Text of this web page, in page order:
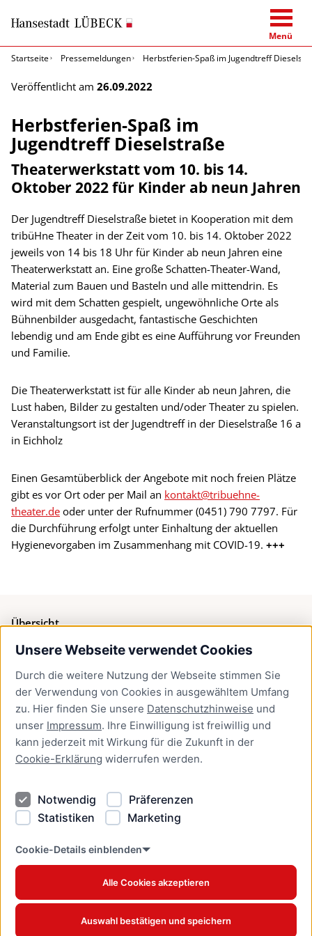
Unsere Webseite verwendet Cookies
Durch die weitere Nutzung der Webseite stimmen Sie
der Verwendung von Cookies in ausgewähltem Umfang
zu. Hier finden Sie unsere Datenschutzhinweise und
unser Impressum. Ihre Einwilligung ist freiwillig und
kann jederzeit mit Wirkung für die Zukunft in der
Cookie-Erklärung widerrufen werden.
Notwendig
Präferenzen
Statistiken
Marketing
Cookie-Details einblenden
Alle Cookies akzeptieren
Auswahl bestätigen und speichern
Menü
Startseite
Pressemeldungen Herbstferien-Spaß im Jugendtreff
Veröffentlicht am 26.09.2022
Herbstferien-Spaß im
Jugendtreff Dieselstraße
Theaterwerkstatt vom 10. bis 14.
Oktober 2022 für Kinder ab neun Jahren
Der Jugendtreff Dieselstraße bietet in Kooperation mit dem
tribüHne Theater in der Zeit vom 10. bis 14. Oktober 2022
jeweils von 14 bis 18 Uhr für Kinder ab neun Jahren eine
Theaterwerkstatt an. Eine große Schatten-Theater-Wand,
Material zum Bauen und Basteln und alle mittendrin. Es
wird mit dem Schatten gespielt, ungewöhnliche Orte als
Bühnenbilder ausgedacht, fantastische Geschichten
lebendig und am Ende gibt es eine Aufführung vor Freunden
und Familie.
Die Theaterwerkstatt ist für alle Kinder ab neun Jahren, die
Lust haben, Bilder zu gestalten und/oder Theater zu spielen.
Veranstaltungsort ist der Jugendtreff in der Dieselstraße 16 a
in Eichholz
Einen Gesamtüberblick der Angebote mit noch freien Plätze
gibt es vor Ort oder per Mail an kontakt@tribuehne-
theater.de oder unter der Rufnummer (0451) 790 7797. Für
die Durchführung erfolgt unter Einhaltung der aktuellen
Hygienevorgaben im Zusammenhang mit COVID-19. +++
Übersicht
Bürgerservice
Presse
Newsletter Lübeck:kompakt
Kontakt
Kontakt
Datenschutzhinweise
Barrierefreiheit
Cookie Erklärung
www.luebeck.de